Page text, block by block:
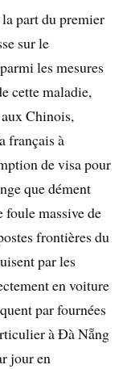
part du premier
sur le
les mesures
cette maladie,
Chinois,
français à
de visa pour
que dément
foule massive de
frontières du
par les
en voiture
par fournées
à Đà Nẵng
jour en